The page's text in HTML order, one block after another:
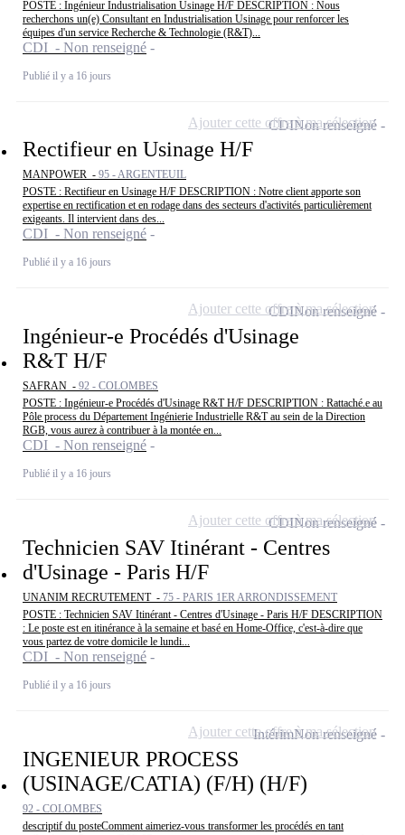
POSTE : Ingénieur Industrialisation Usinage H/F DESCRIPTION : Nous
recherchons un(e) Consultant en Industrialisation Usinage pour renforcer les
équipes d'un service Recherche & Technologie (R&T)...
CDI - Non renseigné
Publié il y a 16 jours
Rectifieur en Usinage H/F
MANPOWER - 95 - ARGENTEUIL
POSTE : Rectifieur en Usinage H/F DESCRIPTION : Notre client apporte son
expertise en rectification et en rodage dans des secteurs d'activités particulièrement
exigeants. Il intervient dans des...
CDI - Non renseigné
Publié il y a 16 jours
CDINon renseigné
Ajouter cette offre à ma sélection
Ingénieur-e Procédés d'Usinage
R&T H/F
SAFRAN - 92 - COLOMBES
POSTE : Ingénieur-e Procédés d'Usinage R&T H/F DESCRIPTION : Rattaché.e au
Pôle process du Département Ingénierie Industrielle R&T au sein de la Direction
RGB, vous aurez à contribuer à la montée en...
CDI - Non renseigné
Publié il y a 16 jours
CDINon renseigné
Ajouter cette offre à ma sélection
Technicien SAV Itinérant - Centres
d'Usinage - Paris H/F
UNANIM RECRUTEMENT - 75 - PARIS 1ER ARRONDISSEMENT
POSTE : Technicien SAV Itinérant - Centres d'Usinage - Paris H/F DESCRIPTION
: Le poste est en itinérance à la semaine et basé en Home-Office, c'est-à-dire que
vous partez de votre domicile le lundi...
CDI - Non renseigné
Publié il y a 16 jours
CDINon renseigné
Ajouter cette offre à ma sélection
INGENIEUR PROCESS
(USINAGE/CATIA) (F/H) (H/F)
92 - COLOMBES
descriptif du posteComment aimeriez-vous transformer les procédés en tant
IntérimNon renseigné
Ajouter cette offre à ma sélection